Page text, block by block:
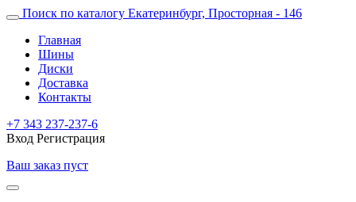
Поиск по каталогу Екатеринбург, Просторная - 146
Главная
Шины
Диски
Доставка
Контакты
+7 343 237-237-6
Вход Регистрация
Ваш заказ пуст